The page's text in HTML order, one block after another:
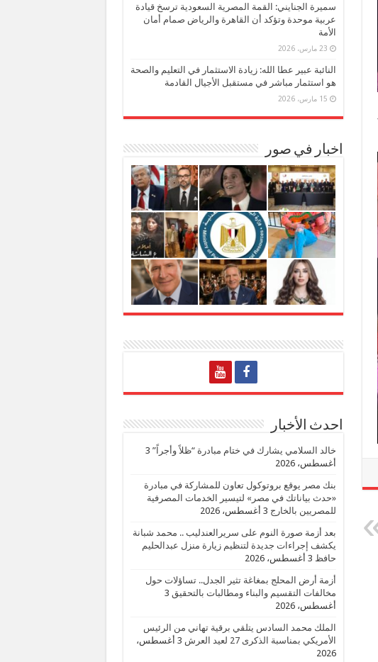
سميرة الجنايني: القمة المصرية السعودية ترسخ قيادة
عربية موحدة وتؤكد أن القاهرة والرياض صمام أمان
الأمة
23 مارس، 2026
النائبة عبير عطا الله: زيادة الاستثمار في التعليم والصحة
هو استثمار مباشر في مستقبل الأجيال القادمة
15 مارس، 2026
اخبار في صور
احدث الأخبار
خالد السلامي يشارك في ختام مبادرة “ظلاً وأجراً” 3
أغسطس، 2026
بنك مصر يوقع بروتوكول تعاون للمشاركة في مبادرة
«حدث بياناتك في مصر» لتيسير الخدمات المصرفية
للمصريين بالخارج 3 أغسطس، 2026
بعد أزمة صورة النوم على سريرالعندليب .. محمد شبانة
يكشف إجراءات جديدة لتنظيم زيارة منزل عبدالحليم
حافظ 3 أغسطس، 2026
أزمة أرض المحلج بمغاغة تثير الجدل.. تساؤلات حول
مخالفات التقسيم والبناء ومطالبات بالتحقيق 3
أغسطس، 2026
الملك محمد السادس يتلقي برقية تهاني من الرئيس
الأمريكي بمناسبة الذكرى 27 لعيد العرش
3 أغسطس،
2026